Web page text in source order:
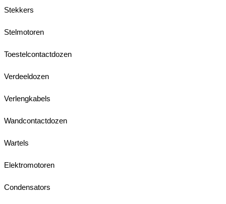
Stekkers
Stelmotoren
Toestelcontactdozen
Verdeeldozen
Verlengkabels
Wandcontactdozen
Wartels
Elektromotoren
Condensators